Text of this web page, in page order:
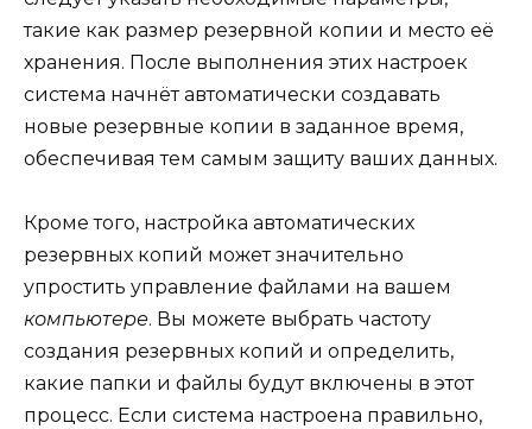
такие как размер резервной копии и место её
хранения. После выполнения этих настроек
система начнёт автоматически создавать
новые резервные копии в заданное время,
обеспечивая тем самым защиту ваших данных.
Кроме того, настройка автоматических
резервных копий может значительно
упростить управление файлами на вашем
компьютере. Вы можете выбрать частоту
создания резервных копий и определить,
какие папки и файлы будут включены в этот
процесс. Если система настроена правильно,